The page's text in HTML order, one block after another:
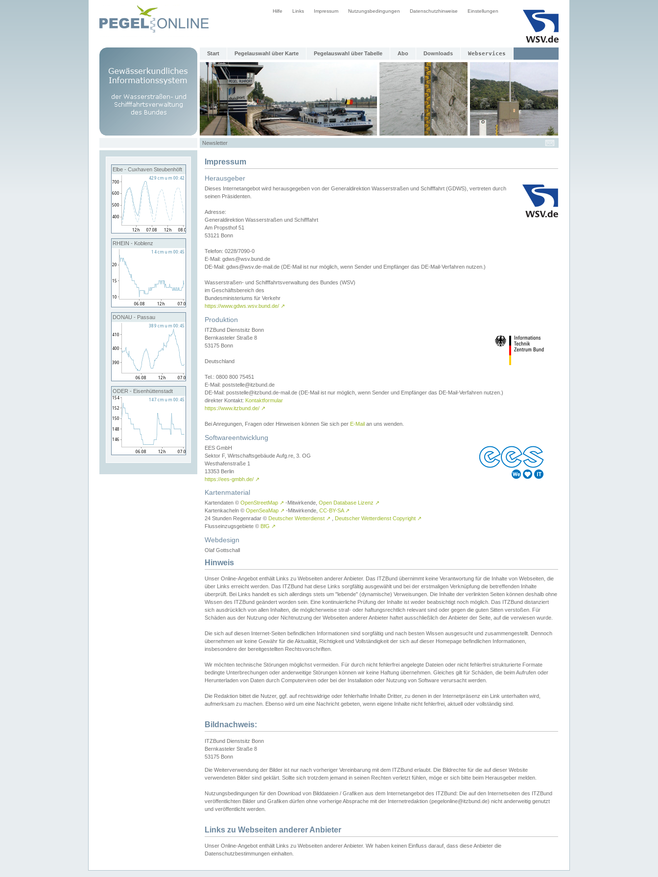
Hilfe Links Impressum Nutzungsbedingungen Datenschutzhinweise Einstellungen
Start Pegelauswahl über Karte Pegelauswahl über Tabelle Abo Downloads Webservices
Newsletter
Elbe - Cuxhaven Steubenhöft
RHEIN - Koblenz
DONAU - Passau
ODER - Eisenhüttenstadt
Impressum
Herausgeber
Dieses Internetangebot wird herausgegeben von der Generaldirektion Wasserstraßen und Schifffahrt (GDWS), vertreten durch
seinen Präsidenten.
Adresse:
Generaldirektion Wasserstraßen und Schifffahrt
Am Propsthof 51
53121 Bonn
Telefon: 0228/7090-0
E-Mail: gdws@wsv.bund.de
DE-Mail: gdws@wsv.de-mail.de (DE-Mail ist nur möglich, wenn Sender und Empfänger das DE-Mail-Verfahren nutzen.)
Wasserstraßen- und Schifffahrtsverwaltung des Bundes (WSV)
im Geschäftsbereich des
Bundesministeriums für Verkehr
https://www.gdws.wsv.bund.de/ ↗
Produktion
ITZBund Dienstsitz Bonn
Bernkasteler Straße 8
53175 Bonn
Deutschland
Tel.: 0800 800 75451
E-Mail: poststelle@itzbund.de
DE-Mail: poststelle@itzbund.de-mail.de (DE-Mail ist nur möglich, wenn Sender und Empfänger das DE-Mail-Verfahren nutzen.)
direkter Kontakt: Kontaktformular
https://www.itzbund.de/ ↗
Bei Anregungen, Fragen oder Hinweisen können Sie sich per E-Mail an uns wenden.
Softwareentwicklung
EES GmbH
Sektor F, Wirtschaftsgebäude Aufg.re, 3. OG
Westhafenstraße 1
13353 Berlin
https://ees-gmbh.de/ ↗
Kartenmaterial
Kartendaten © OpenStreetMap ↗ -Mitwirkende, Open Database Lizenz ↗
Kartenkacheln © OpenSeaMap ↗ -Mitwirkende, CC-BY-SA ↗
24 Stunden Regenradar © Deutscher Wetterdienst ↗ Deutscher Wetterdienst Copyright ↗
Flusseinzugsgebiete © BfG ↗
Webdesign
Olaf Gottschall
Hinweis
Unser Online-Angebot enthält Links zu Webseiten anderer Anbieter. Das ITZBund übernimmt keine Verantwortung für die Inhalte von Webseiten, die
über Links erreicht werden. Das ITZBund hat diese Links sorgfältig ausgewählt und bei der erstmaligen Verknüpfung die betreffenden Inhalte
überprüft. Bei Links handelt es sich allerdings stets um "lebende" (dynamische) Verweisungen. Die Inhalte der verlinkten Seiten können deshalb ohne
Wissen des ITZBund geändert worden sein. Eine kontinuierliche Prüfung der Inhalte ist weder beabsichtigt noch möglich. Das ITZBund distanziert
sich ausdrücklich von allen Inhalten, die möglicherweise straf- oder haftungsrechtlich relevant sind oder gegen die guten Sitten verstoßen. Für
Schäden aus der Nutzung oder Nichtnutzung der Webseiten anderer Anbieter haftet ausschließlich der Anbieter der Seite, auf die verwiesen wurde.
Die sich auf diesen Internet-Seiten befindlichen Informationen sind sorgfältig und nach besten Wissen ausgesucht und zusammengestellt. Dennoch
übernehmen wir keine Gewähr für die Aktualität, Richtigkeit und Vollständigkeit der sich auf dieser Homepage befindlichen Informationen,
insbesondere der bereitgestellten Rechtsvorschriften.
Wir möchten technische Störungen möglichst vermeiden. Für durch nicht fehlerfrei angelegte Dateien oder nicht fehlerfrei strukturierte Formate
bedingte Unterbrechungen oder anderweitige Störungen können wir keine Haftung übernehmen. Gleiches gilt für Schäden, die beim Aufrufen oder
Herunterladen von Daten durch Computerviren oder bei der Installation oder Nutzung von Software verursacht werden.
Die Redaktion bittet die Nutzer, ggf. auf rechtswidrige oder fehlerhafte Inhalte Dritter, zu denen in der Internetpräsenz ein Link unterhalten wird,
aufmerksam zu machen. Ebenso wird um eine Nachricht gebeten, wenn eigene Inhalte nicht fehlerfrei, aktuell oder vollständig sind.
Bildnachweis:
ITZBund Dienstsitz Bonn
Bernkasteler Straße 8
53175 Bonn
Die Weiterverwendung der Bilder ist nur nach vorheriger Vereinbarung mit dem ITZBund erlaubt. Die Bildrechte für die auf dieser Website
verwendeten Bilder sind geklärt. Sollte sich trotzdem jemand in seinen Rechten verletzt fühlen, möge er sich bitte beim Herausgeber melden.
Nutzungsbedingungen für den Download von Bilddateien / Grafiken aus dem Internetangebot des ITZBund: Die auf den Internetseiten des ITZBund
veröffentlichten Bilder und Grafiken dürfen ohne vorherige Absprache mit der Internetredaktion (pegelonline@itzbund.de) nicht anderweitig genutzt
und veröffentlicht werden.
Links zu Webseiten anderer Anbieter
Unser Online-Angebot enthält Links zu Webseiten anderer Anbieter. Wir haben keinen Einfluss darauf, dass diese Anbieter die
Datenschutzbestimmungen einhalten.